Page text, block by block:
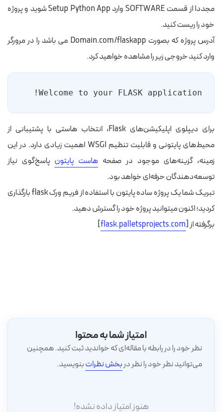
مجددا از قسمت SOFTWARE وارد Setup Python App شوید و پروژه
خود را ریست کنید.
آدرس پروژه که بصورت Domain.com/flaskapp می باشد را در مرورگر
وارد کنید خروجی زیر را مشاهده خواهید کرد.
Welcome to your FLASK application!
برای دیپلوی اپلیکیشن‌های Flask، انتخاب هاستی با پشتیبانی از
محیط‌های پایتونی و قابلیت تنظیم WSGI اهمیت زیادی دارد. در این
زمینه، گزینه‌های موجود در صفحه هاست پایتون پاسخ‌گوی نیاز
توسعه‌دهندگان حرفه‌ای خواهد بود.
تبریک شما یک پروژه ساده پایتون با استفاده از فریم ورک flask بارگذاری
کردید؛ اکنون میتوانید پروژه خود را گسترش دهید.
برگرفته از [flask.palletsprojects.com
]
امتیاز شما به محتوا
نظر خود را در رابطه با مقاله‌ای که خواندید ثبت کنید. همچنین
می‌توانید نظر خود را نظر دربخش نظراتبنویسید.
هنوز امتیاز داده نشده!